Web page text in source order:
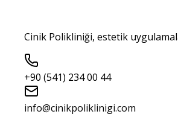
Cinik Polikliniği, estetik
+90 (541) 234 00 44
info@cinikpoliklinigi.com